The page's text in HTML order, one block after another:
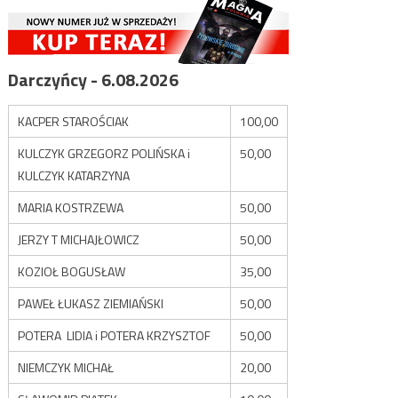
Darczyńcy - 6.08.2026
KACPER STAROŚCIAK
100,00
KULCZYK GRZEGORZ POLIŃSKA i
KULCZYK KATARZYNA
50,00
MARIA KOSTRZEWA
50,00
JERZY T MICHAJŁOWICZ
50,00
KOZIOŁ BOGUSŁAW
35,00
PAWEŁ ŁUKASZ ZIEMIAŃSKI
50,00
POTERA LIDIA i POTERA KRZYSZTOF
50,00
NIEMCZYK MICHAŁ
20,00